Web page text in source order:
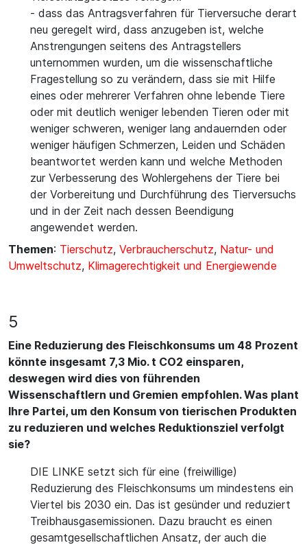
- dass das Antragsverfahren für Tierversuche derart
neu geregelt wird, dass anzugeben ist, welche
Anstrengungen seitens des Antragstellers
unternommen wurden, um die wissenschaftliche
Fragestellung so zu verändern, dass sie mit Hilfe
eines oder mehrerer Verfahren ohne lebende Tiere
oder mit deutlich weniger lebenden Tieren oder mit
weniger schweren, weniger lang andauernden oder
weniger häufigen Schmerzen, Leiden und Schäden
beantwortet werden kann und welche Methoden
zur Verbesserung des Wohlergehens der Tiere bei
der Vorbereitung und Durchführung des Tierversuchs
und in der Zeit nach dessen Beendigung
angewendet werden.
Themen: Tierschutz, Verbraucherschutz, Natur- und
Umweltschutz, Klimagerechtigkeit und Energiewende
5
Eine Reduzierung des Fleischkonsums um 48 Prozent
könnte insgesamt 7,3 Mio. t CO2 einsparen,
deswegen wird dies von führenden
Wissenschaftlern und Gremien empfohlen. Was plant
Ihre Partei, um den Konsum von tierischen Produkten
zu reduzieren und welches Reduktionsziel verfolgt
sie?
DIE LINKE setzt sich für eine (freiwillige)
Reduzierung des Fleischkonsums um mindestens ein
Viertel bis 2030 ein. Das ist gesünder und reduziert
Treibhausgasemissionen. Dazu braucht es einen
gesamtgesellschaftlichen Ansatz, der auch die